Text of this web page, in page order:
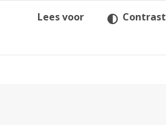
Lees voor Contrast